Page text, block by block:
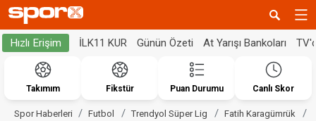
Hızlı Erişim İLK11 KUR Günün Özeti At Yarışı Bankoları
Takımım Fikstür Puan Durumu Canlı Skor
Spor Haberleri Futbol Trendyol Süper Lig Fatih Karagümrük